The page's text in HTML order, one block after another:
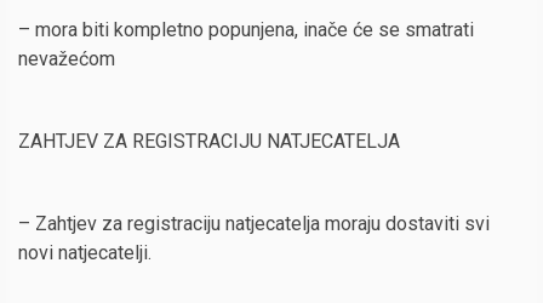
– mora biti kompletno popunjena, inače će se smatrati
nevažećom
ZAHTJEV ZA REGISTRACIJU NATJECATELJA
– Zahtjev za registraciju natjecatelja moraju dostaviti svi
novi natjecatelji.